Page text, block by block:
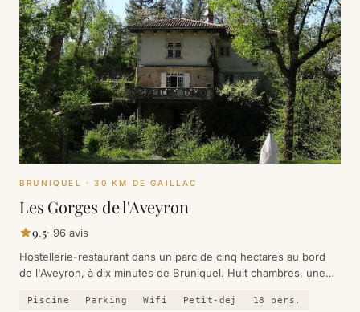
BRUNIQUEL · 30 KM DE GAILLAC
Les Gorges de l'Aveyron
9.5· 96 avis
Hostellerie-restaurant dans un parc de cinq hectares au bord
de l'Aveyron, à dix minutes de Bruniquel. Huit chambres, une
Vidal.
Piscine Parking Wifi Petit-dej 18 pers.